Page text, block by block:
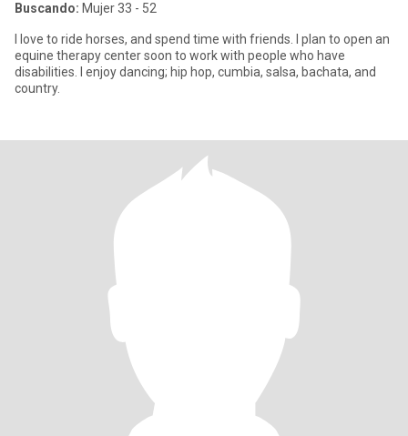
Buscando: Mujer 33 - 52
I love to ride horses, and spend time with friends. I plan to open an
equine therapy center soon to work with people who have
disabilities. I enjoy dancing; hip hop, cumbia, salsa, bachata, and
country.